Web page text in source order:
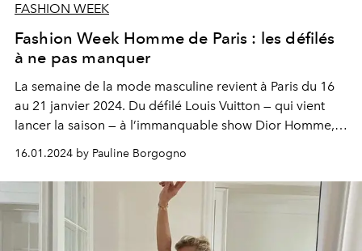
FASHION WEEK
Fashion Week Homme de Paris : les défilés
à ne pas manquer
La semaine de la mode masculine revient à Paris du 16
au 21 janvier 2024. Du défilé Louis Vuitton — qui vient
lancer la saison — à l’immanquable show Dior Homme,
sans oublier la jeunesse fougueuse de KidSuper ou
Louis-Gabriel Nouchi : voici tout ce qu'il faut savoir sur la
Fashion Week la plus attendue de la rentrée.
16.01.2024 by Pauline Borgogno